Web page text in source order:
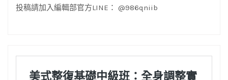
投稿請加入編輯部官方LINE： @986qniib